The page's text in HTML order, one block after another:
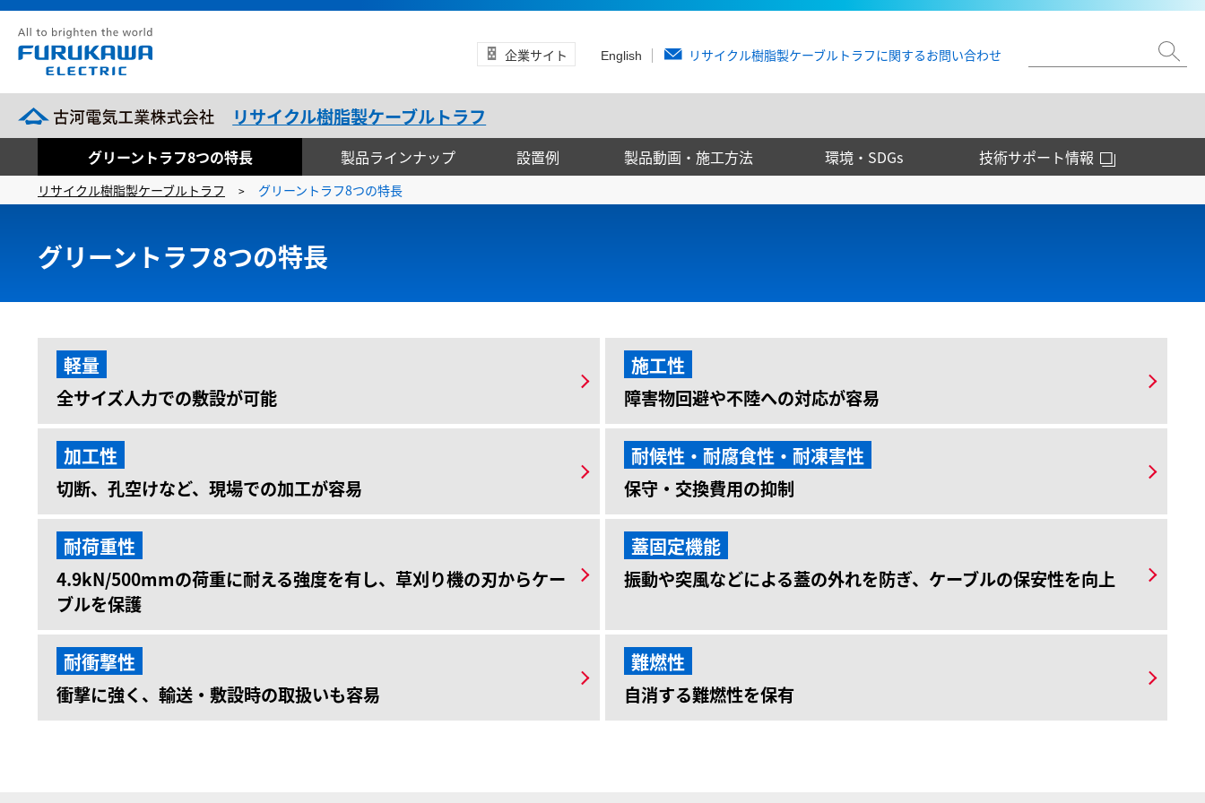
企業サイト English リサイクル樹脂製ケーブルトラフに関するお問い合わせ
リサイクル樹脂製ケーブルトラフ
グリーントラフ8つの特長 製品ラインナップ 設置例 製品動画・施工方法 環境・SDGs 技術サポート情報
リサイクル樹脂製ケーブルトラフ > グリーントラフ8つの特長
グリーントラフ8つの特長
軽量
全サイズ人力での敷設が可能
施工性
障害物回避や不陸への対応が容易
加工性
切断、孔空けなど、現場での加工が容易
耐候性・耐腐食性・耐凍害性
保守・交換費用の抑制
耐荷重性
4.9kN/500mmの荷重に耐える強度を有し、草刈り機の刃からケー
ブルを保護
蓋固定機能
振動や突風などによる蓋の外れを防ぎ、ケーブルの保安性を向上
耐衝撃性
衝撃に強く、輸送・敷設時の取扱いも容易
難燃性
自消する難燃性を保有